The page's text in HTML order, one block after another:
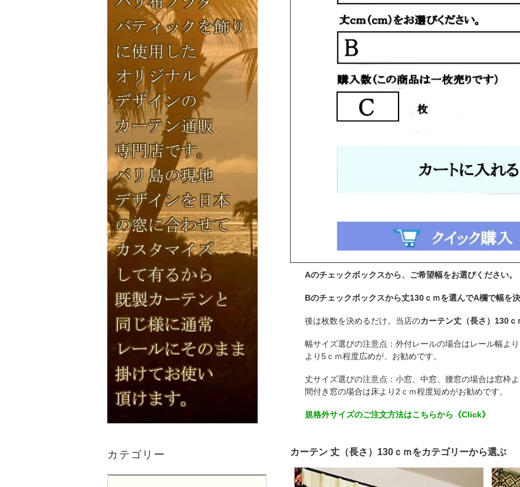
Aのチェックボックスから、ご希望幅をお選びください。
Bのチェックボックスから丈130ｃｍを選んでA欄で幅を
後は枚数を決めるだけ。当店のカーテン丈（長さ）130ｃ
幅サイズ選びの注意点：外付レールの場合はレール幅よ
より5ｃｍ程度広めが、お勧めです。
丈サイズ選びの注意点：小窓、中窓、腰窓の場合は窓枠
間付き窓の場合は床より2ｃｍ程度短めがお勧めです。
規格外サイズのご注文方法はこちらから《Click》
カーテン 丈（長さ）130ｃｍをカテゴリーから選ぶ
カテゴリー